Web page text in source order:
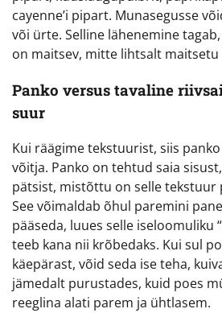
cayenne’i pipart. Munasegusse
või ürte. Selline lähenemine
on maitsev, mitte lihtsalt
Panko versus tavaline
suur
Kui räägime tekstuurist, siis
võitja. Panko on tehtud saia
pätsist, mistõttu on selle tekstuur
See võimaldab õhul paremini
pääseda, luues selle iseloomuliku
teeb kana nii krõbedaks. Kui sul
käepärast, võid seda ise teha,
jämedalt purustades, kuid poes
reeglina alati parem ja ühtlasem.